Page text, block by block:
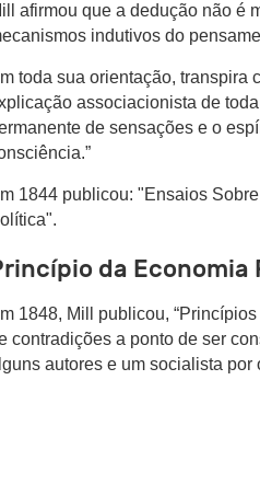
afirmou que a dedução não é
indutivos do
toda sua orientação, transpira
associacionista de
de sensações e o
1844 publicou: "Ensaios
da Economia
1848, Mill publicou,
contradições a ponto de ser
autores e um socialista